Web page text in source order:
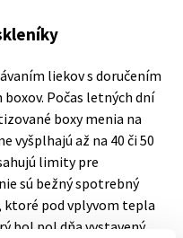
liekov s doručením
Počas letných dní
boxy menia na
vyšplhajú až na 40 či 50
limity pre
sú bežný spotrebný
ktoré pod vplyvom tepla
bol pol dňa vystavený